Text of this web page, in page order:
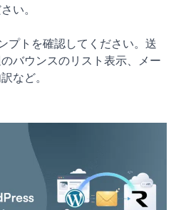
い。
プトを確認してください。送
バウンスのリスト表示、メー
など。